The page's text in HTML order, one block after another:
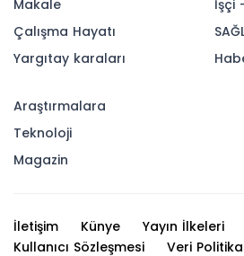
Makale
Çalışma Hayatı
Yargıtay karaları
İşçi
Araştırmalara
Teknoloji
Magazin
İletişim Künye Yayın İlkeleri
Kullanıcı Sözleşmesi
Veri